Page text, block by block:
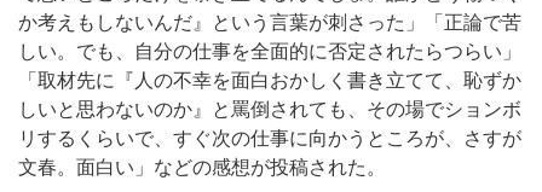
か考えもしないんだ』という言葉が刺さった」「正論で苦
しい。でも、自分の仕事を全面的に否定されたらつらい」
「取材先に『人の不幸を面白おかしく書き立てて、恥ずか
しいと思わないのか』と罵倒されても、その場でションボ
リするくらいで、すぐ次の仕事に向かうところが、さすが
文春。面白い」などの感想が投稿された。